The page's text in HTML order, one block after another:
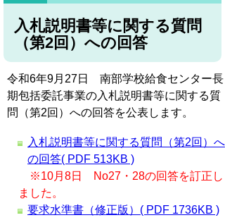
入札説明書等に関する質問
（第2回）への回答
令和6年9月27日 南部学校給食センター長
期包括委託事業の入札説明書等に関する質
問（第2回）への回答を公表します。
入札説明書等に関する質問（第2回）へ
の回答( PDF 513KB )
※10月8日 No27・28の回答を訂正し
ました。
要求水準書（修正版）( PDF 1736KB )